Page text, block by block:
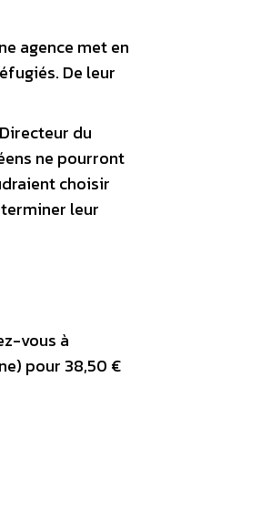
agence met en
De leur
du
ne pourront
choisir
leur
vous à
pour 38,50 €